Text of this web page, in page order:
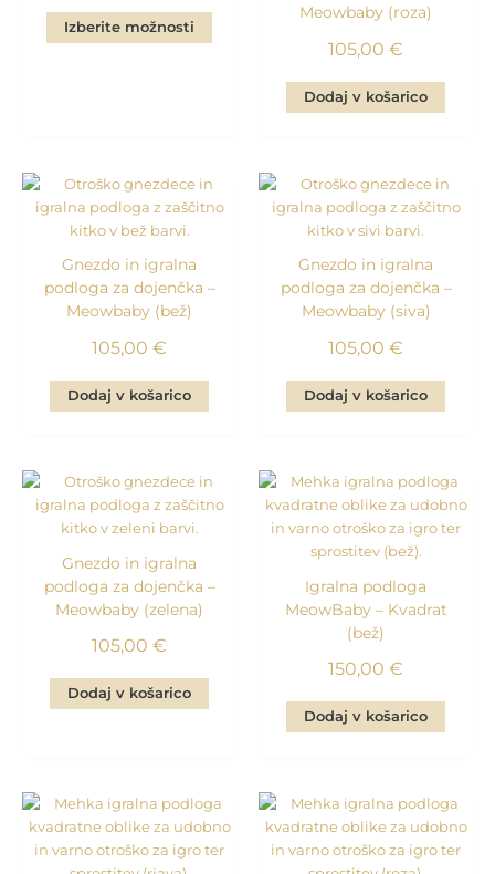
Izberite možnosti
Meowbaby (roza)
105,00 €
Dodaj v košarico
Gnezdo in igralna
podloga za dojenčka –
Meowbaby (bež)
105,00 €
Dodaj v košarico
Gnezdo in igralna
podloga za dojenčka –
Meowbaby (siva)
105,00 €
Dodaj v košarico
Gnezdo in igralna
podloga za dojenčka –
Meowbaby (zelena)
105,00 €
Dodaj v košarico
Igralna podloga
MeowBaby – Kvadrat
(bež)
150,00 €
Dodaj v košarico